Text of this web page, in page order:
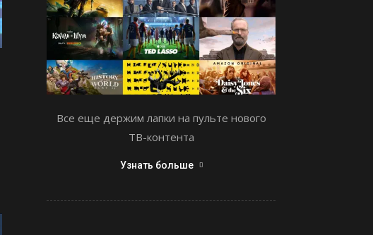
Все еще держим лапки на пульте нового
ТВ-контента
Узнать больше